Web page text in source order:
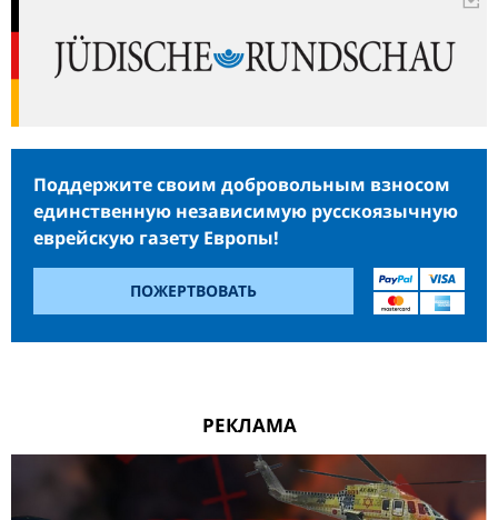
Поддержите своим добровольным взносом
единственную независимую русскоязычную
еврейскую газету Европы!
ПОЖЕРТВОВАТЬ
РЕКЛАМА